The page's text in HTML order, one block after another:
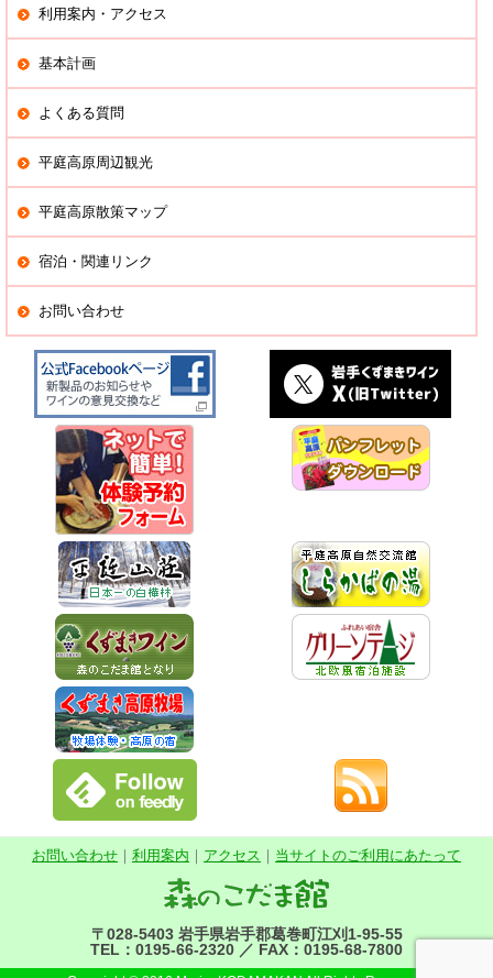
利用案内・アクセス
基本計画
よくある質問
平庭高原周辺観光
平庭高原散策マップ
宿泊・関連リンク
お問い合わせ
お問い合わせ ｜ 利用案内 ｜ アクセス ｜ 当サイトのご利用にあたって
〒028-5403 岩手県岩手郡葛巻町江刈1-95-55
TEL：0195-66-2320 ／ FAX：0195-68-7800